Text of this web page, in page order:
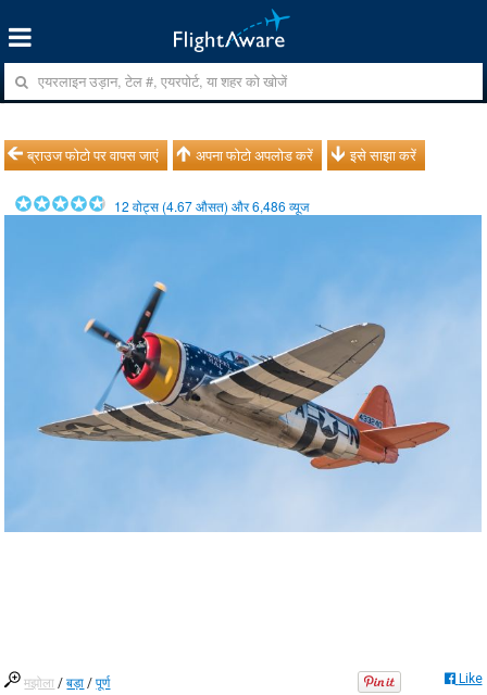
ब्राउज फोटो पर वापस जाएं अपना फोटो अपलोड करें इसे साझा करें
12 वोट्स (4.67औसत) और6,486 व्यूज
मझोला /बड़ा /पूर्ण Like